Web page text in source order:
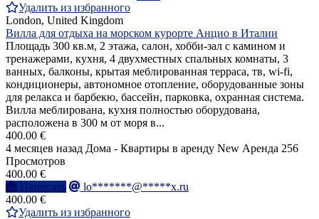
Удалить из избранного
London, United Kingdom
Вилла для отдыха на морском курорте Анцио в Италии
Площадь 300 кв.м, 2 этажа, салон, хобби-зал с камином и
тренажерами, кухня, 4 двухместных спальных комнаты, 3
ванных, балконы, крытая меблированная терраса, тв, wi-fi,
кондиционеры, автономное отопление, оборудованные зоны
для релакса и барбекю, бассейн, парковка, охранная система.
Вилла меблирована, кухня полностью оборудована,
расположена в 300 м от моря в...
400.00 €
4 месяцев назад Дома - Квартиры в аренду New Аренда 256
Просмотров
400.00 €
Написать
lo*******@*****x.ru
400.00 €
Удалить из избранного